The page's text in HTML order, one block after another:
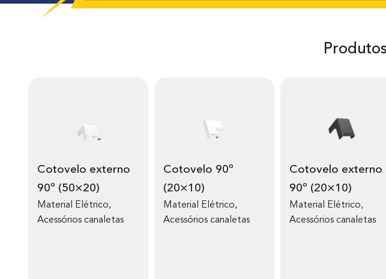
Cotovelo externo
90º (50×20)
Material Elétrico,
Acessórios canaletas
Cotovelo 90º
(20×10)
Material Elétrico,
Acessórios canaletas
Cotovelo externo
90º (20×10)
Material Elétrico,
Acessórios canaletas